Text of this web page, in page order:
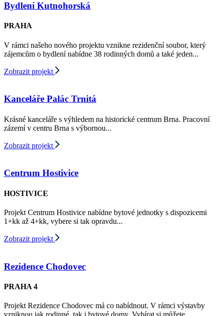
Bydlení Kutnohorská
PRAHA
V rámci našeho nového projektu vznikne rezidenční soubor, který
zájemcům o bydlení nabídne 38 rodinných domů a také jeden...
Zobrazit projekt
Kanceláře Palác Trnitá
Krásné kanceláře s výhledem na historické centrum Brna. Pracovní
zázemí v centru Brna s výbornou...
Zobrazit projekt
Centrum Hostivice
HOSTIVICE
Projekt Centrum Hostivice nabídne bytové jednotky s dispozicemi
1+kk až 4+kk, vybere si tak opravdu...
Zobrazit projekt
Rezidence Chodovec
PRAHA 4
Projekt Rezidence Chodovec má co nabídnout. V rámci výstavby